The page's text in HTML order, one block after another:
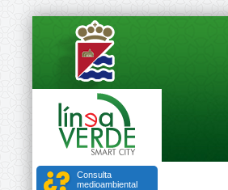
Consulta
medioambiental